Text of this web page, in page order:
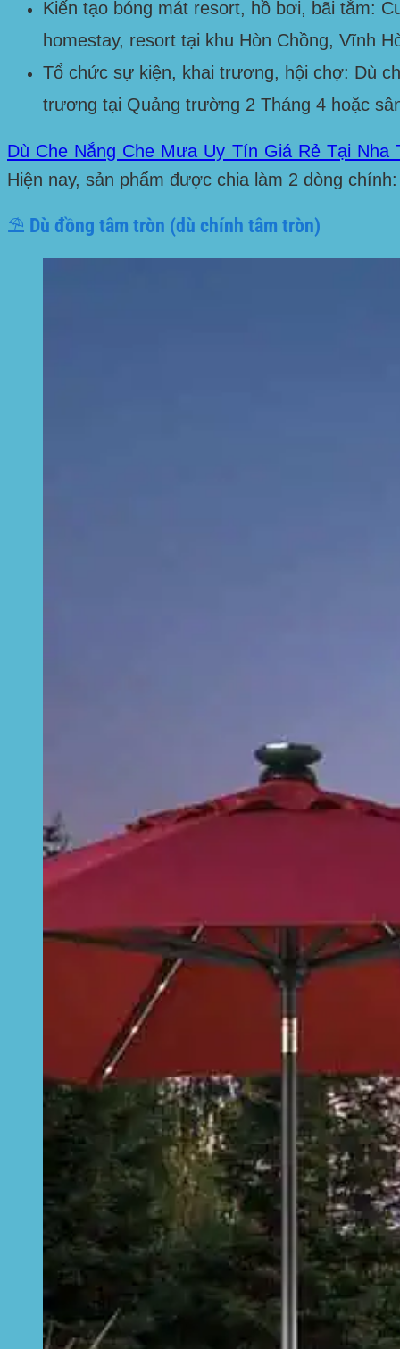
Kiến tạo bóng mát resort, hồ bơi, bãi tắm:
homestay, resort tại khu Hòn Chồng, Vĩnh
Tổ chức sự kiện, khai trương, hội chợ: Dù
trương tại Quảng trường 2 Tháng 4 hoặc
Dù Che Nắng Che Mưa Uy Tín Giá Rẻ Tại Nha
Hiện nay, sản phẩm được chia làm 2 dòng
⛱️ Dù đồng tâm tròn (dù chính tâm tròn)